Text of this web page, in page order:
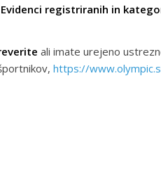
Evidenci registriranih in
ali imate urejeno
https://